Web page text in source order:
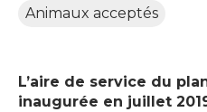
Animaux acceptés
L’aire de service du
inaugurée en juillet